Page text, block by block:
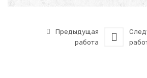
Предыдущая
работа